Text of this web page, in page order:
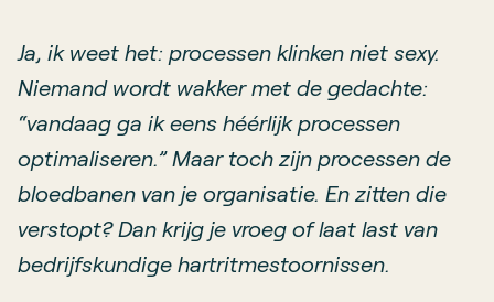
Ja, ik weet het: processen klinken niet sexy.
Niemand wordt wakker met de gedachte:
“vandaag ga ik eens héérlijk processen
optimaliseren.” Maar toch zijn processen de
bloedbanen van je organisatie. En zitten die
verstopt? Dan krijg je vroeg of laat last van
bedrijfskundige hartritmestoornissen.